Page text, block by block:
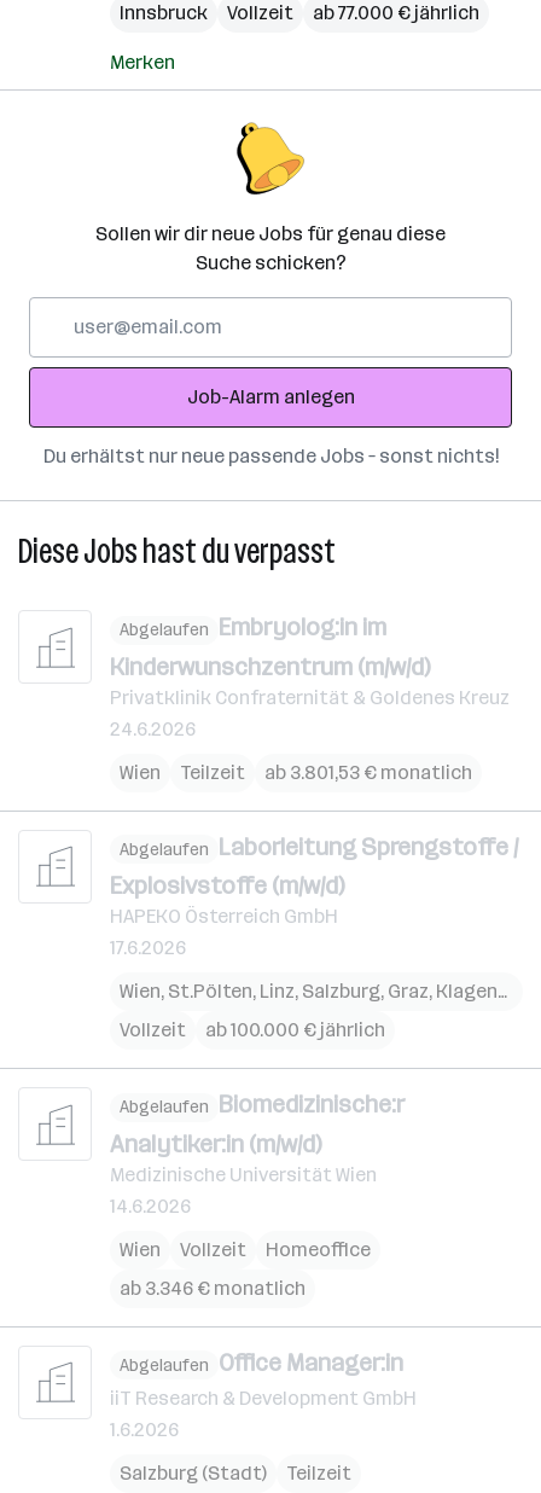
Innsbruck
Vollzeit ab 77.000 € jährlich
Merken
Sollen wir dir neue Jobs für genau diese
Suche schicken?
Adresse
Job-Alarm anlegen
Du erhältst nur neue passende Jobs – sonst nichts!
Diese Jobs hast du verpasst
Abgelaufen Embryolog:in im
Kinderwunschzentrum (m/w/d)
Privatklinik Confraternität & Goldenes Kreuz
24.6.2026
Wien
Teilzeit ab 3.801,53 € monatlich
Abgelaufen Laborleitung Sprengstoffe /
Explosivstoffe (m/w/d)
HAPEKO Österreich GmbH
17.6.2026
Wien, St.Pölten, Linz, Salzburg, Graz, Klagenfurt
Vollzeit
ab 100.000 € jährlich
Abgelaufen Biomedizinische:r
Analytiker:in (m/w/d)
Medizinische Universität Wien
14.6.2026
Wien
Vollzeit
Homeoffice
ab 3.346 € monatlich
Abgelaufen Office Manager:in
iiT Research & Development GmbH
1.6.2026
Salzburg (Stadt)
Teilzeit